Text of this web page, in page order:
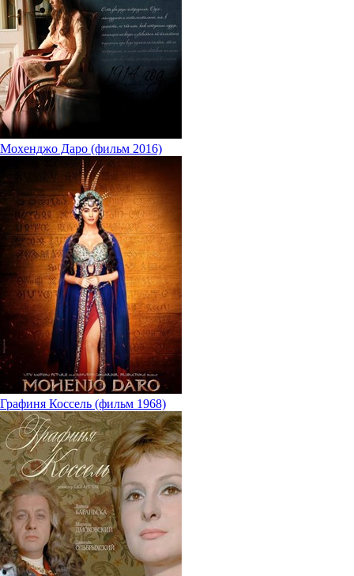
Мохенджо Даро (фильм 2016)
Графиня Коссель (фильм 1968)